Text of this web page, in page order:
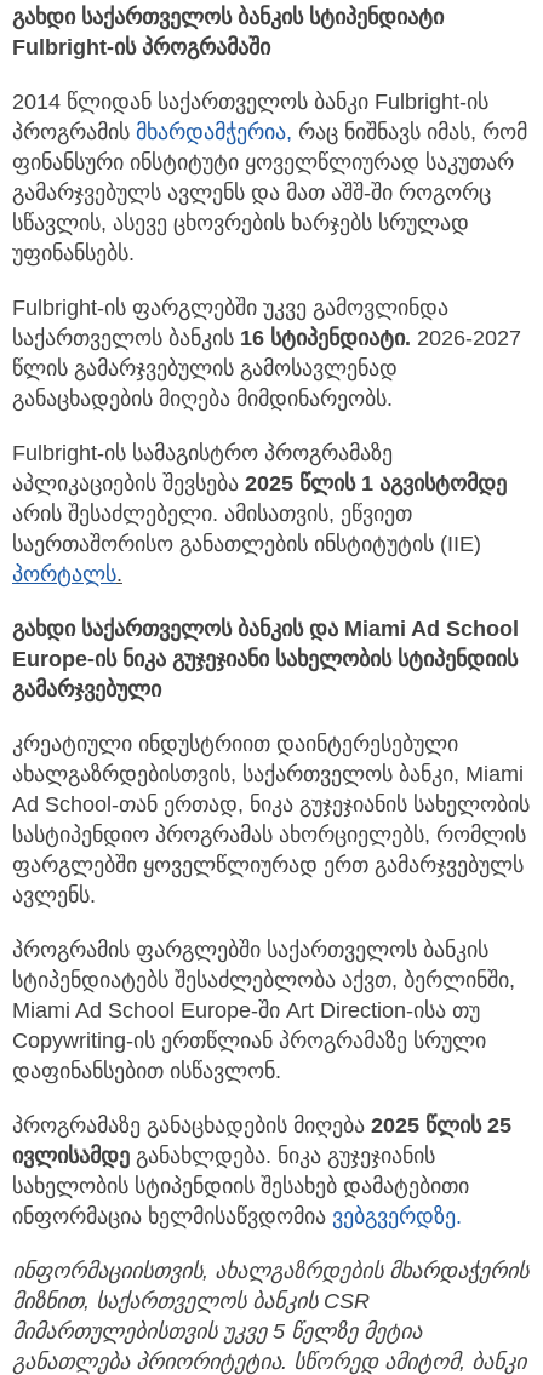
გახდი საქართველოს ბანკის სტიპენდიატი
Fulbright-ის პროგრამაში
2014 წლიდან საქართველოს ბანკი Fulbright-ის
პროგრამის მხარდამჭერია, რაც ნიშნავს იმას, რომ
ფინანსური ინსტიტუტი ყოველწლიურად საკუთარ
გამარჯვებულს ავლენს და მათ აშშ-ში როგორც
სწავლის, ასევე ცხოვრების ხარჯებს სრულად
უფინანსებს.
Fulbright-ის ფარგლებში უკვე გამოვლინდა
საქართველოს ბანკის 16 სტიპენდიატი. 2026-2027
წლის გამარჯვებულის გამოსავლენად
განაცხადების მიღება მიმდინარეობს.
Fulbright-ის სამაგისტრო პროგრამაზე
აპლიკაციების შევსება 2025 წლის 1 აგვისტომდე
არის შესაძლებელი. ამისათვის, ეწვიეთ
საერთაშორისო განათლების ინსტიტუტის (IIE)
პორტალს.
გახდი საქართველოს ბანკის და Miami Ad School
Europe-ის ნიკა გუჯეჯიანი სახელობის სტიპენდიის
გამარჯვებული
კრეატიული ინდუსტრიით დაინტერესებული
ახალგაზრდებისთვის, საქართველოს ბანკი, Miami
Ad School-თან ერთად, ნიკა გუჯეჯიანის სახელობის
სასტიპენდიო პროგრამას ახორციელებს, რომლის
ფარგლებში ყოველწლიურად ერთ გამარჯვებულს
ავლენს.
პროგრამის ფარგლებში საქართველოს ბანკის
სტიპენდიატებს შესაძლებლობა აქვთ, ბერლინში,
Miami Ad School Europe-ში Art Direction-ისა თუ
Copywriting-ის ერთწლიან პროგრამაზე სრული
დაფინანსებით ისწავლონ.
პროგრამაზე განაცხადების მიღება 2025 წლის 25
ივლისამდე განახლდება. ნიკა გუჯეჯიანის
სახელობის სტიპენდიის შესახებ დამატებითი
ინფორმაცია ხელმისაწვდომია ვებგვერდზე.
ინფორმაციისთვის, ახალგაზრდების მხარდაჭერის
მიზნით, საქართველოს ბანკის CSR
მიმართულებისთვის უკვე 5 წელზე მეტია
განათლება პრიორიტეტია. სწორედ ამიტომ, ბანკი